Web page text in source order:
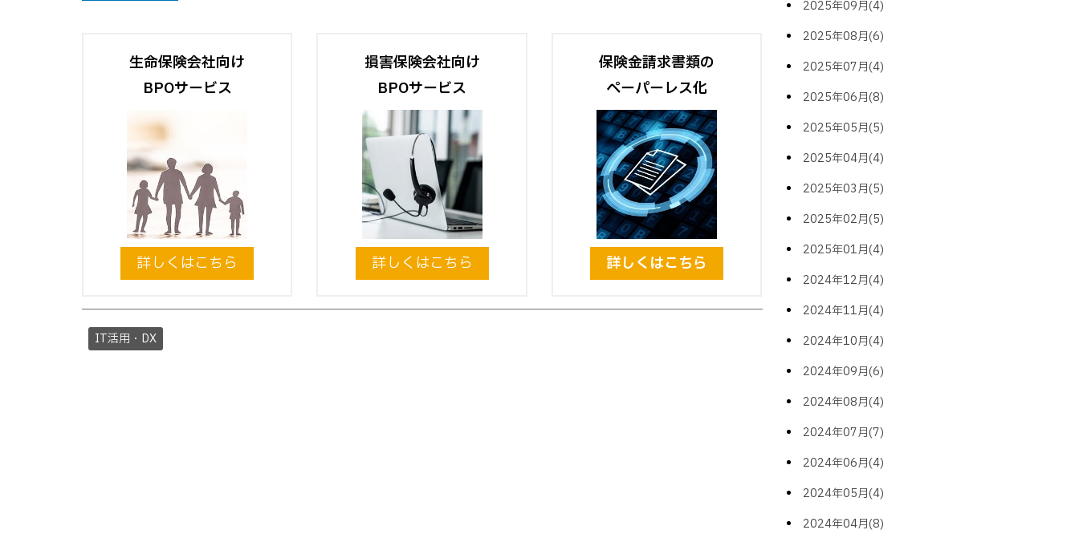
生命保険会社向け
BPOサービス
詳しくはこちら
損害保険会社向け
BPOサービス
詳しくはこちら
保険金請求書類の
ペーパーレス化
詳しくはこちら
IT活用・DX
2025年09月(4)
2025年08月(6)
2025年07月(4)
2025年06月(8)
2025年05月(5)
2025年04月(4)
2025年03月(5)
2025年02月(5)
2025年01月(4)
2024年12月(4)
2024年11月(4)
2024年10月(4)
2024年09月(6)
2024年08月(4)
2024年07月(7)
2024年06月(4)
2024年05月(4)
2024年04月(8)